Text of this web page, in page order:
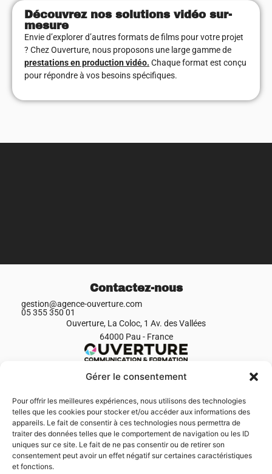
Gérer le consentement
Pour offrir les meilleures expériences, nous utilisons des technologies
telles que les cookies pour stocker et/ou accéder aux informations des
appareils. Le fait de consentir à ces technologies nous permettra de
traiter des données telles que le comportement de navigation ou les ID
uniques sur ce site. Le fait de ne pas consentir ou de retirer son
consentement peut avoir un effet négatif sur certaines caractéristiques
et fonctions.
Découvrez nos solutions vidéo sur-
mesure
Envie d’explorer d’autres formats de films pour votre projet
? Chez Ouverture, nous proposons une large gamme de
prestations en production vidéo. Chaque format est conçu
pour répondre à vos besoins spécifiques.
Contactez-nous
gestion@agence-ouverture.com
05 355 350 01
Ouverture, La Coloc, 1 Av. des Vallées
64000 Pau - France
Menu
Production de film
Événementiel
Formations
Réalisations
Team
Contact
Actus